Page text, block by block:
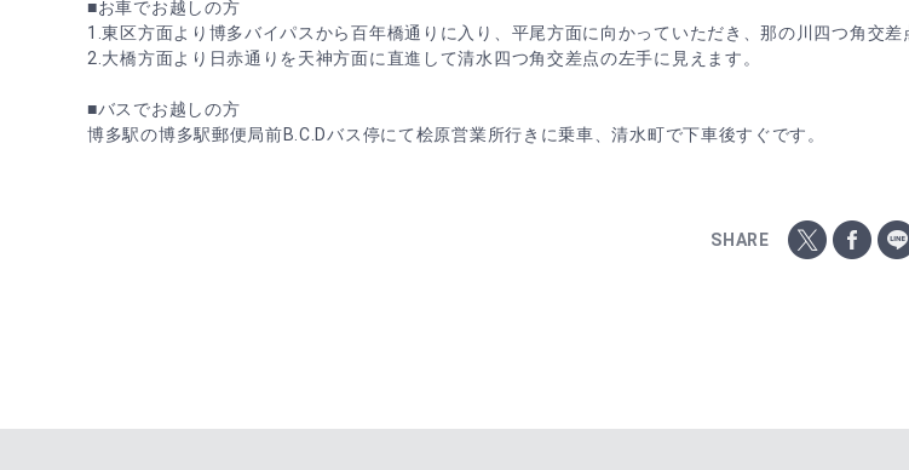
■お車でお越しの方
1.東区方面より博多バイパスから百年橋通りに入り、平尾方面に向かっていただき、那の川四つ角交
2.大橋方面より日赤通りを天神方面に直進して清水四つ角交差点の左手に見えます。
■バスでお越しの方
博多駅の博多駅郵便局前B.C.Dバス停にて桧原営業所行きに乗車、清水町で下車後すぐです。
SHARE